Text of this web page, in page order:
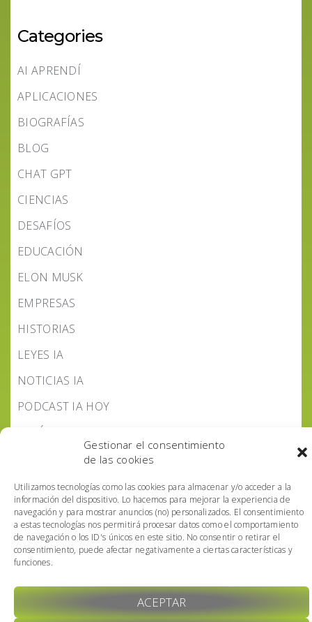
Gestionar el consentimiento
de las cookies
Utilizamos tecnologías como las cookies para almacenar y/o acceder a la
información del dispositivo. Lo hacemos para mejorar la experiencia de
navegación y para mostrar anuncios (no) personalizados. El consentimiento
a estas tecnologías nos permitirá procesar datos como el comportamiento
de navegación o los ID's únicos en este sitio. No consentir o retirar el
consentimiento, puede afectar negativamente a ciertas características y
funciones.
ACEPTAR
Categories
AI APRENDÍ
APLICACIONES
BIOGRAFÍAS
BLOG
CHAT GPT
CIENCIAS
DESAFÍOS
EDUCACIÓN
ELON MUSK
EMPRESAS
HISTORIAS
LEYES IA
NOTICIAS IA
PODCAST IA HOY
POLÍTICA IA
Copyright © 2026 AI IA HOY